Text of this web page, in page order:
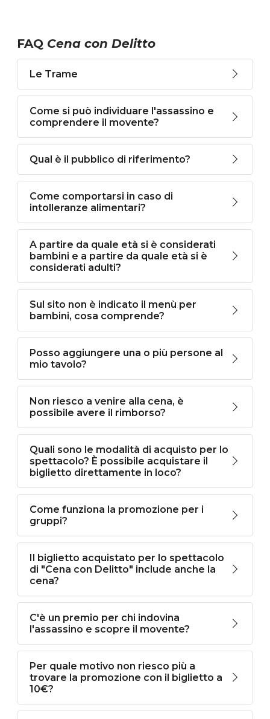
FAQ Cena con Delitto
Le Trame
Come si può individuare l'assassino e
comprendere il movente?
Qual è il pubblico di riferimento?
Come comportarsi in caso di
intolleranze alimentari?
A partire da quale età si è considerati
bambini e a partire da quale età si è
considerati adulti?
Sul sito non è indicato il menù per
bambini, cosa comprende?
Posso aggiungere una o più persone al
mio tavolo?
Non riesco a venire alla cena, è
possibile avere il rimborso?
Quali sono le modalità di acquisto per lo
spettacolo? È possibile acquistare il
biglietto direttamente in loco?
Come funziona la promozione per i
gruppi?
Il biglietto acquistato per lo spettacolo
di "Cena con Delitto" include anche la
cena?
C'è un premio per chi indovina
l'assassino e scopre il movente?
Per quale motivo non riesco più a
trovare la promozione con il biglietto a
10€?